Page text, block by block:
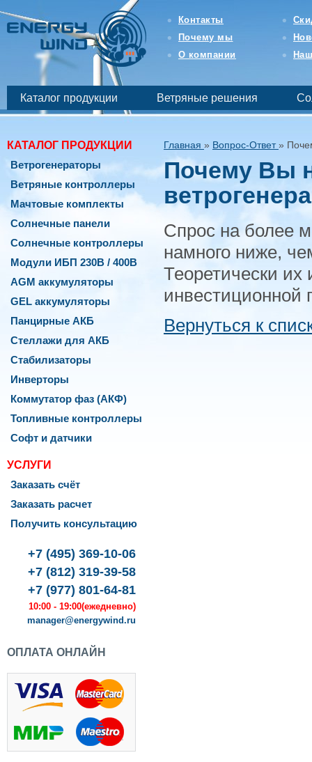
магазин
возобновляемой
бесперебойной
энергетики
Контакты
Почему мы
О компании
Каталог продукции Ветряные решения
КАТАЛОГ ПРОДУКЦИИ
Ветрогенераторы
Ветряные контроллеры
Мачтовые комплекты
Солнечные панели
Солнечные контроллеры
Модули ИБП 230В / 400В
AGM аккумуляторы
GEL аккумуляторы
Панцирные АКБ
Стеллажи для АКБ
Стабилизаторы
Инверторы
Коммутатор фаз (АКФ)
Топливные контроллеры
Софт и датчики
УСЛУГИ
Заказать счёт
Заказать расчет
Получить консультацию
+7 (495) 369-10-06
+7 (812) 319-39-58
+7 (977) 801-64-81
10:00 - 19:00(ежедневно)
manager@energywind.ru
ОПЛАТА ОНЛАЙН
Главная » Вопрос-Ответ »
Почему Вы
Спрос на более
намного ниже,
Теоретически их
инвестиционной
Вернуться к